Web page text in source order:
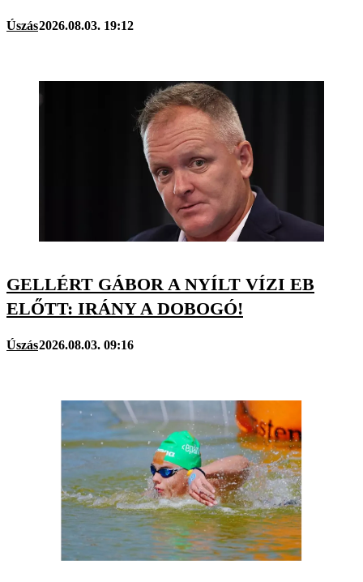
Úszás2026.08.03. 19:12
GELLÉRT GÁBOR A NYÍLT VÍZI EB
ELŐTT: IRÁNY A DOBOGÓ!
Úszás2026.08.03. 09:16